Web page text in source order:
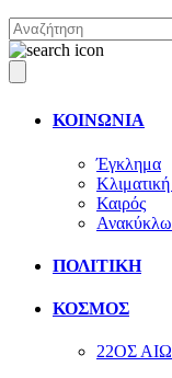
ΚΟΙΝΩΝΙΑ
Έγκλημα
Καιρός
ΠΟΛΙΤΙΚΗ
ΚΟΣΜΟΣ
22ΟΣ